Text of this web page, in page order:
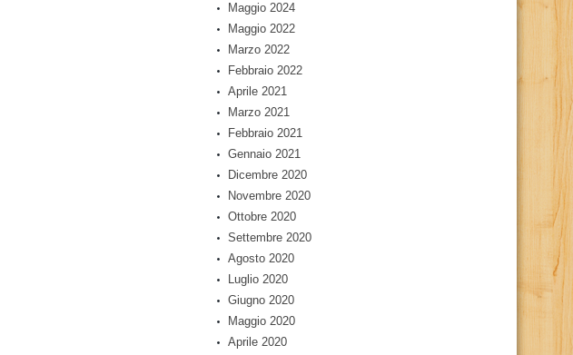
Maggio 2024
Maggio 2022
Marzo 2022
Febbraio 2022
Aprile 2021
Marzo 2021
Febbraio 2021
Gennaio 2021
Dicembre 2020
Novembre 2020
Ottobre 2020
Settembre 2020
Agosto 2020
Luglio 2020
Giugno 2020
Maggio 2020
Aprile 2020